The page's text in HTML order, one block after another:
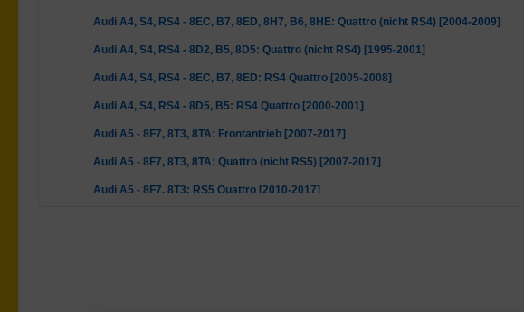
Audi A4, S4, RS4 - 8EC, B7, 8ED, 8H7, B6, 8HE: Quattro (nicht RS4) [2004-2009]
Audi A4, S4, RS4 - 8D2, B5, 8D5: Quattro (nicht RS4) [1995-2001]
Audi A4, S4, RS4 - 8EC, B7, 8ED: RS4 Quattro [2005-2008]
Audi A4, S4, RS4 - 8D5, B5: RS4 Quattro [2000-2001]
Audi A5 - 8F7, 8T3, 8TA: Frontantrieb [2007-2017]
Audi A5 - 8F7, 8T3, 8TA: Quattro (nicht RS5) [2007-2017]
Audi A5 - 8F7, 8T3: RS5 Quattro [2010-2017]